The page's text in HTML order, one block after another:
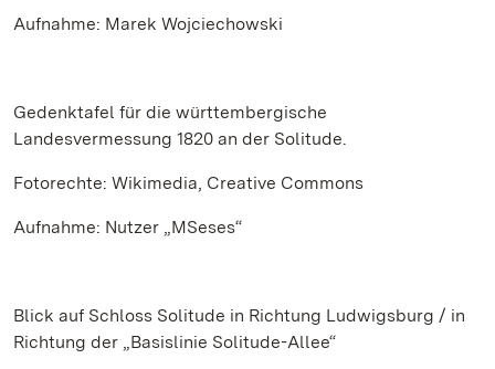
Aufnahme: Marek Wojciechowski
Gedenktafel für die württembergische
Landesvermessung 1820 an der Solitude.
Fotorechte: Wikimedia, Creative Commons
Aufnahme: Nutzer „MSeses“
Blick auf Schloss Solitude in Richtung Ludwigsburg / in
Richtung der „Basislinie Solitude-Allee“